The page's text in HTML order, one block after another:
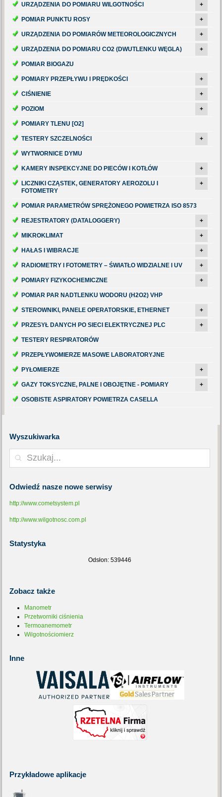
URZĄDZENIA DO POMIARU WILGOTNOŚCI +
POMIAR PUNKTU ROSY +
URZĄDZENIA DO POMIARÓW METEOROLOGICZNYCH +
URZĄDZENIA DO POMIARU CO2 (DWUTLENKU WĘGLA) +
POMIAR BIOGAZU
POMIARY PRZEPŁYWU I PRĘDKOŚCI +
CIŚNIENIE +
POZIOM +
POMIARY TLENU [O2]
TESTERY SZCZELNOŚCI +
WYTWORNICE DYMU
KAMERY INSPEKCYJNE DO PIECÓW I KOTŁÓW +
LICZNIKI CZĄSTEK, GENERATORY AEROZOLU I
FOTOMETRY
+
POMIAR PARAMETRÓW SPRĘŻONEGO POWIETRZA ISO 8573
REJESTRATORY (DATALOGGERY) +
MIKROKLIMAT +
HAŁAS I WIBRACJE +
RADIOMETRY I FOTOMETRY – ŚWIATŁO WIDZIALNE I UV +
POMIARY FIZYKOCHEMICZNE +
POMIAR PAR NADTLENKU WODORU (H2O2) VHP
STEROWNIKI, PANELE OPERATORSKIE, ETHERNET +
PRZESYŁ DANYCH PO SIECI ELEKTRYCZNEJ PLC +
TESTERY RESPIRATORÓW
PRZEPŁYWOMIERZE MASOWE LABORATORYJNE
PYŁOMIERZE +
GAZY TOKSYCZNE, PALNE I OBOJĘTNE - POMIARY +
OSOBISTE ASPIRATORY POWIETRZA CASELLA
Wyszukiwarka
Odwiedź nasze nowe serwisy
http://www.cometsystem.pl
http://www.wilgotnosc.com.pl
Statystyka
Odsłon: 539446
Zobacz także
Manometr
Przetworniki ciśnienia
Termoanemometr
Wilgotnościomierz
Inne
Przykładowe aplikacje